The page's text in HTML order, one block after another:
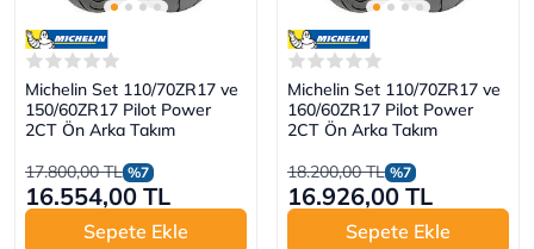
Michelin Set 110/70ZR17 ve
150/60ZR17 Pilot Power
2CT Ön Arka Takım
17.800,00 TL %7
16.554,00 TL
Sepete Ekle
Michelin Set 110/70ZR17 ve
160/60ZR17 Pilot Power
2CT Ön Arka Takım
18.200,00 TL %7
16.926,00 TL
Sepete Ekle